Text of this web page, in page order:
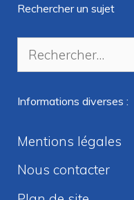
Rechercher un sujet
Rechercher :
Informations diverses :
Mentions légales
Nous contacter